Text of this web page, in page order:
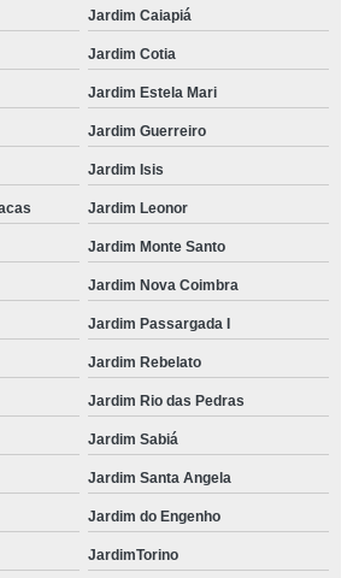
empresariais Residencial Nove
e eventos Morumbi
Park
de 15 anos Caputera
empresa Chácara Granja Velha
Caputera
Chácara Canta Galo
empresariais Vila Nova Conceição
telefone Nakamura Park
telefone Jardim Nova Cotia
Jardim Caiapiá
Jardim Cotia
Jardim Estela Mari
Jardim Guerreiro
Jardim Isis
Jardim Leonor
Jardim Monte Santo
Jardim Nova Coimbra
Jardim Passargada I
Jardim Rebelato
Jardim Rio das Pedras
Jardim Sabiá
Jardim Santa Angela
Jardim do Engenho
JardimTorino